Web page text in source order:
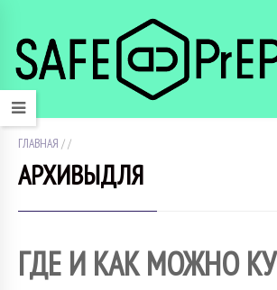
ГЛАВНАЯ //
АРХИВЫДЛЯ
ГДЕ И КАК МОЖНО